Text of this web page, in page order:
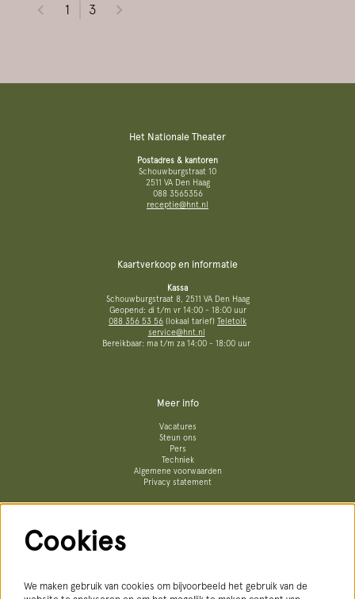
1 3
Het Nationale Theater
Postadres & kantoren
Schouwburgstraat 10
2511 VA Den Haag
088 3565356
receptie@hnt.nl
Kaartverkoop en informatie
Kassa
Schouwburgstraat 8, 2511 VA Den Haag
Geopend: di t/m vr 14:00 - 18:00 uur
088 356 53 56 (lokaal tarief) Teletolk
service@hnt.nl
Bereikbaar: ma t/m za 14:00 - 18:00 uur
Meer info
Vacatures
Steun ons
Pers
Techniek
Algemene voorwaarden
Privacy statement
Cookies
We maken gebruik van cookies om bijvoorbeeld het gebruik van de